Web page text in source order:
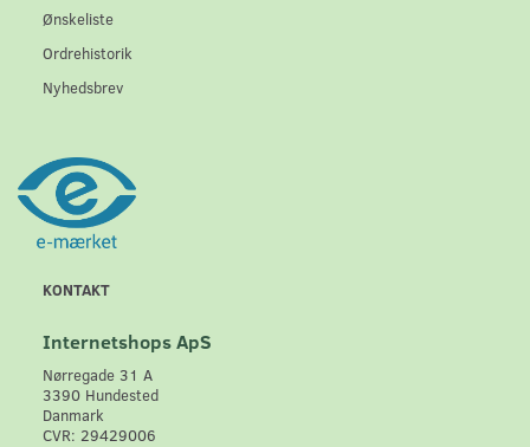
Ønskeliste
Ordrehistorik
Nyhedsbrev
KONTAKT
Internetshops ApS
Nørregade 31 A
3390 Hundested
Danmark
CVR: 29429006